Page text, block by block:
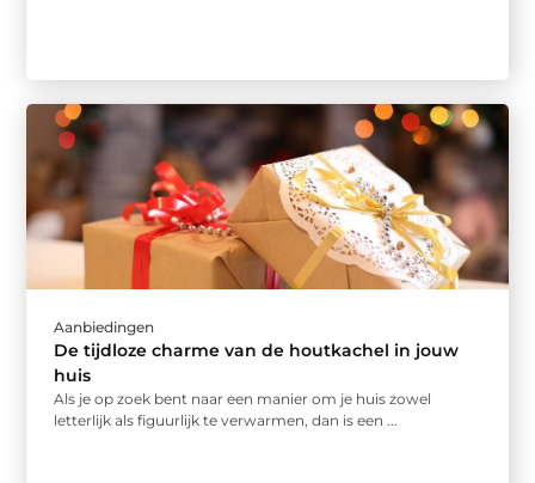
Aanbiedingen
De tijdloze charme van de houtkachel in jouw
huis
Als je op zoek bent naar een manier om je huis zowel
letterlijk als figuurlijk te verwarmen, dan is een ...